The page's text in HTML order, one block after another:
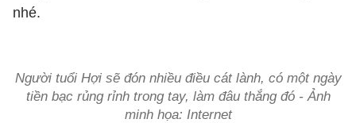
nhé.
Người tuổi Hợi sẽ đón nhiều điều cát lành, có một ngày
tiền bạc rủng rỉnh trong tay, làm đâu thắng đó - Ảnh
minh họa: Internet